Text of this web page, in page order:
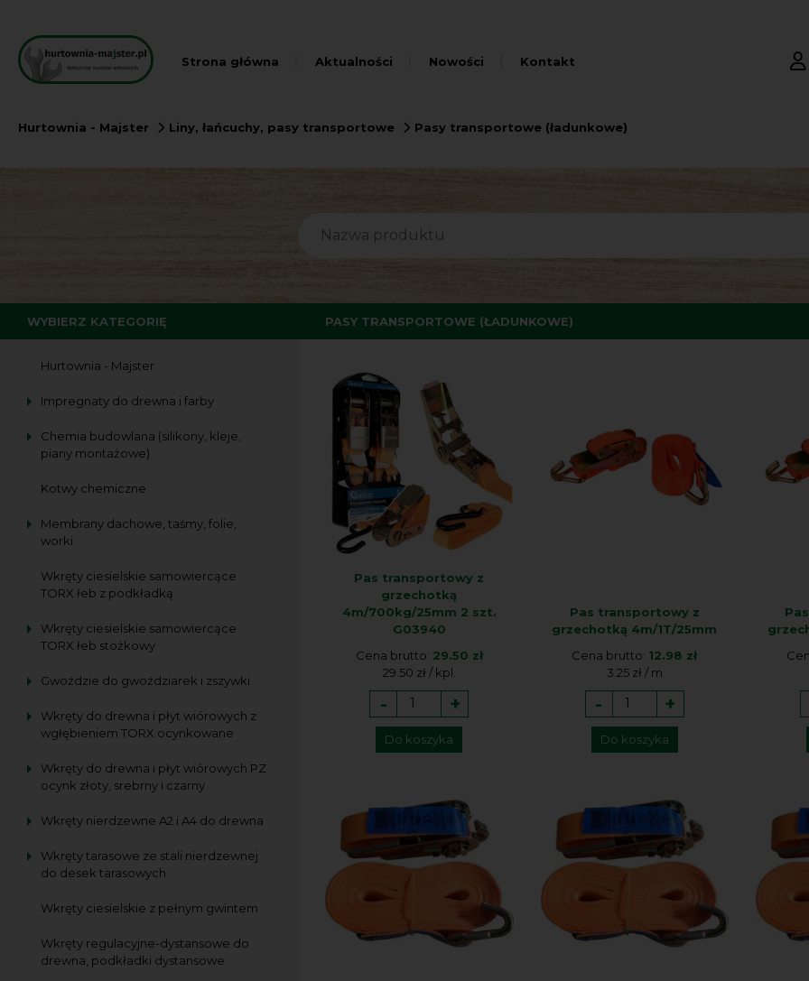
Strona główna Aktualności Nowości Kontakt
Hurtownia - Majster Liny, łańcuchy, pasy transportowe Pasy transportowe (ładunkowe)
WYBIERZ KATEGORIĘ
Hurtownia - Majster
Impregnaty do drewna i farby
Chemia budowlana (silikony, kleje,
piany montażowe)
Kotwy chemiczne
Membrany dachowe, taśmy, folie,
worki
Wkręty ciesielskie samowiercące
TORX łeb z podkładką
Wkręty ciesielskie samowiercące
TORX łeb stożkowy
Gwoździe do gwoździarek i zszywki
Wkręty do drewna i płyt wiórowych z
wgłębieniem TORX ocynkowane
Wkręty do drewna i płyt wiórowych PZ
ocynk złoty, srebrny i czarny
Wkręty nierdzewne A2 i A4 do drewna
Wkręty tarasowe ze stali nierdzewnej
do desek tarasowych
Wkręty ciesielskie z pełnym gwintem
Wkręty regulacyjne-dystansowe do
drewna, podkładki dystansowe
PASY TRANSPORTOWE (ŁADUNKOWE)
Pas transportowy z
grzechotką
4m/700kg/25mm 2 szt.
G03940
Cena brutto: 29.50 zł
29.50 zł / kpl.
- +
Do koszyka
Pas transportowy z
grzechotką 4m/1T/25mm
Cena brutto: 12.98 zł
3.25 zł / m
- +
Do koszyka